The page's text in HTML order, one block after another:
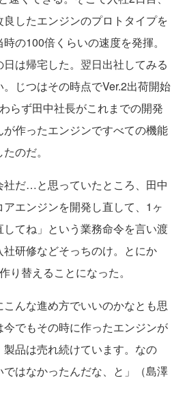
したエンジンのプロトタイプを
の100倍くらいの速度を発揮。
は帰宅した。翌日出社してみる
じつはその時点でVer.2出荷開始
らず田中社長がこれまでの開発
作ったエンジンですべての機能
のだ。
だ…と思っていたところ、田中
エンジンを開発し直して、1ヶ
てね」という業務命令を言い渡
研修などそっちのけ。とにか
り替えることになった。
んな進め方でいいのかなとも思
でもその時に作ったエンジンが
品は売れ続けています。なの
はなかったんだな、と」（島澤